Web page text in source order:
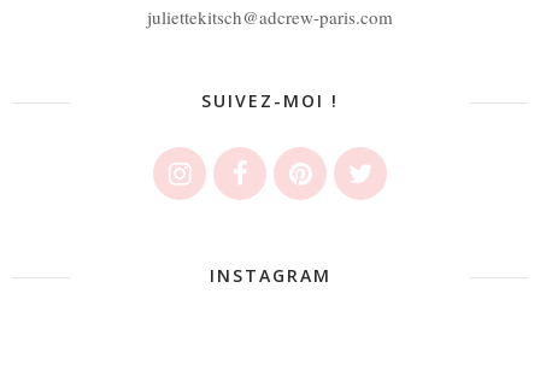
juliettekitsch@adcrew-paris.com
SUIVEZ-MOI !
INSTAGRAM